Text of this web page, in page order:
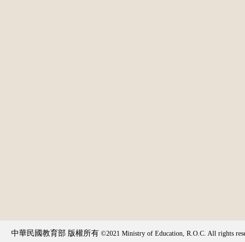
中華民國教育部 版權所有 ©2021 Ministry of Education, R.O.C. All rights